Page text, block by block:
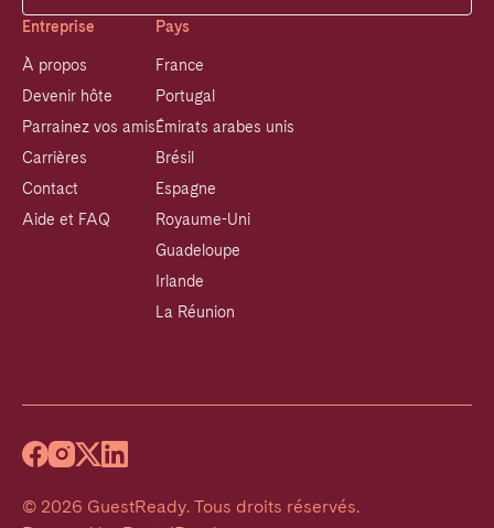
Entreprise
À propos
Devenir hôte
Parrainez vos amis
Carrières
Contact
Aide et FAQ
Pays
France
Portugal
Émirats arabes unis
Brésil
Espagne
Royaume-Uni
Guadeloupe
Irlande
La Réunion
© 2026 GuestReady. Tous droits réservés.